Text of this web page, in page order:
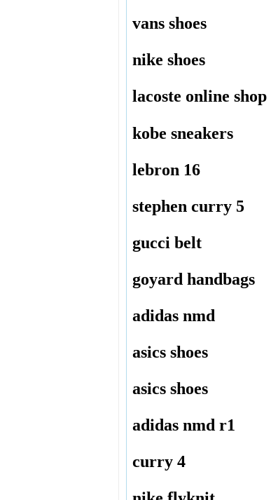
vans shoes
nike shoes
lacoste online shop
kobe sneakers
lebron 16
stephen curry 5
gucci belt
goyard handbags
adidas nmd
asics shoes
asics shoes
adidas nmd r1
curry 4